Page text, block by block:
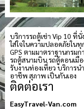
บริการรถตู้เช่า Vip 10 ที่
ใส่ใจในความปลอดภัยใน
GPS ตามมาตราฐานกรม
รถตู้สนามบิน รถตู้ดอนเมื
รับงานท่องเที่ยว บริการ
อาชีพ สุภาพ เป็นกันเอง
ติดต่อเรา
EasyTravel-Van.com